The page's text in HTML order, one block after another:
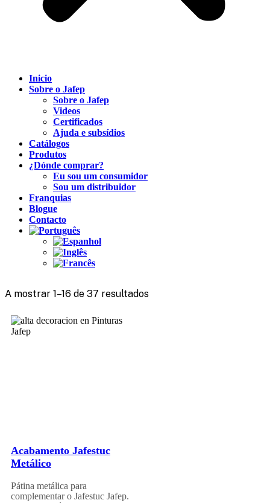
Inicio
Sobre o Jafep
Sobre o Jafep
Videos
Certificados
Ajuda e subsídios
Catálogos
Produtos
¿Dónde comprar?
Eu sou um consumidor
Sou um distribuidor
Franquias
Blogue
Contacto
A mostrar 1–16 de 37 resultados
Acabamento Jafestuc
Metálico
Pátina metálica para
complementar o Jafestuc Jafep.